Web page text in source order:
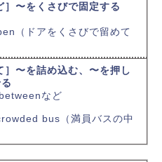
〜をくさびで固定する
（ドアをくさびで留めて
〜を詰め込む、〜を押し
など
bus（満員バスの中